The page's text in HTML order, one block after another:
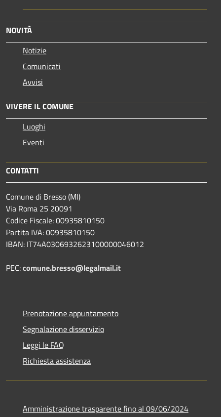
NOVITÀ
Notizie
Comunicati
Avvisi
VIVERE IL COMUNE
Luoghi
Eventi
CONTATTI
Comune di Bresso (MI)
Via Roma 25 20091
Codice Fiscale: 00935810150
Partita IVA: 00935810150
IBAN: IT74A0306932623100000046012
PEC:comune.bresso@legalmail.it
Prenotazione appuntamento
Segnalazione disservizio
Leggi le FAQ
Richiesta assistenza
Amministrazione trasparente fino al 09/06/2024